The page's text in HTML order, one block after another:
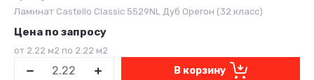
Ламинат Castello Classic 5529NL Дуб Орегон (32 класс)
Цена по запросу
от 2.22 м2 по 2.22 м2
В корзину